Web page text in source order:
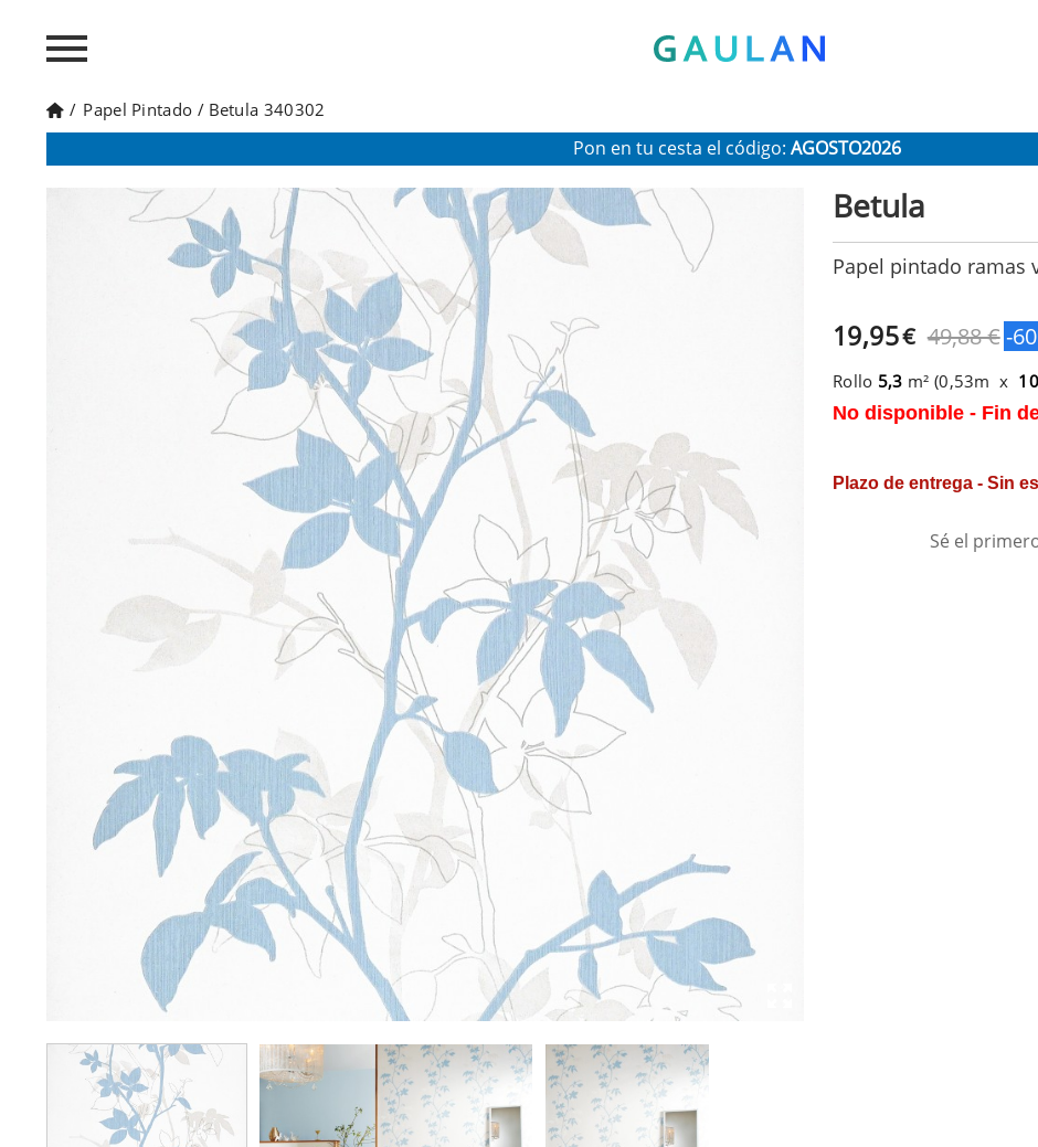
/ Papel Pintado / Betula 340302
Recibe un 10 % de descuento adicional
Betula
Papel pintado ramas
19,95€ 49,88 €-
Rollo 5,3 m² (0,53m x
No disponible - Fin
Plazo de entrega - Sin
Sé el